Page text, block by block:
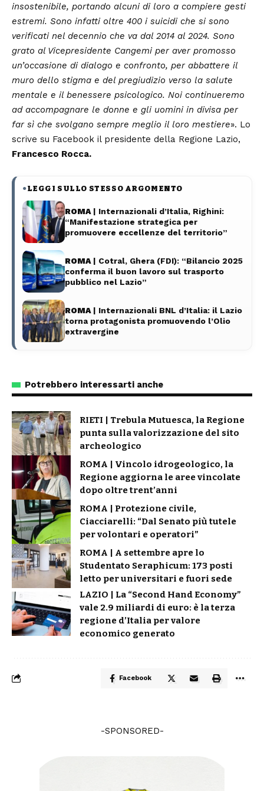
insostenibile, portando alcuni di loro a compiere gesti
estremi. Sono infatti oltre 400 i suicidi che si sono
verificati nel decennio che va dal 2014 al 2024. Sono
grato al Vicepresidente Cangemi per aver promosso
un’occasione di dialogo e confronto, per abbattere il
muro dello stigma e del pregiudizio verso la salute
mentale e il benessere psicologico. Noi continueremo
ad accompagnare le donne e gli uomini in divisa per
far sì che svolgano sempre meglio il loro mestiere». Lo
scrive su Facebook il presidente della Regione Lazio,
Francesco Rocca.
●LEGGI SULLO STESSO ARGOMENTO
ROMA | Internazionali d’Italia, Righini:
“Manifestazione strategica per
promuovere eccellenze del territorio”
ROMA | Cotral, Ghera (FDI): “Bilancio 2025
conferma il buon lavoro sul trasporto
pubblico nel Lazio”
ROMA | Internazionali BNL d’Italia: il Lazio
torna protagonista promuovendo l’Olio
extravergine
Potrebbero interessarti anche
RIETI | Trebula Mutuesca, la Regione
punta sulla valorizzazione del sito
archeologico
ROMA | Vincolo idrogeologico, la
Regione aggiorna le aree vincolate
dopo oltre trent’anni
ROMA | Protezione civile,
Ciacciarelli: “Dal Senato più tutele
per volontari e operatori”
ROMA | A settembre apre lo
Studentato Seraphicum: 173 posti
letto per universitari e fuori sede
LAZIO | La “Second Hand Economy”
vale 2.9 miliardi di euro: è la terza
regione d’Italia per valore
economico generato
Facebook
-SPONSORED-